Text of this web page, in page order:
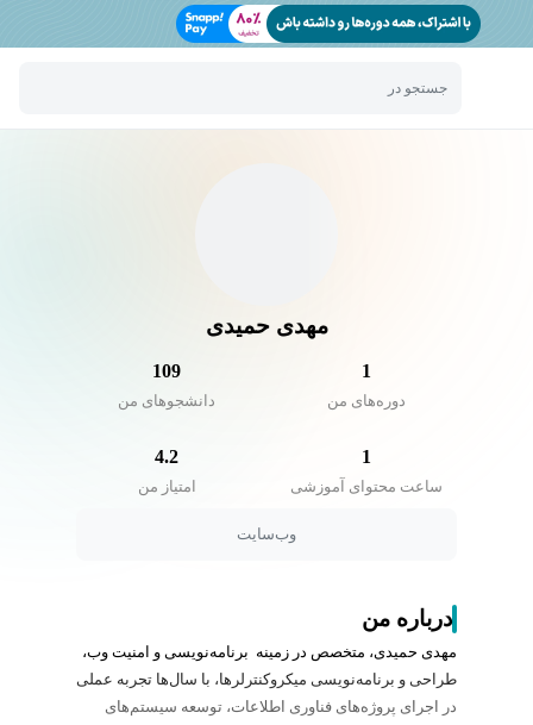
جستجو در
مهدی حمیدی
1
دوره‌های من
109
دانشجو‌های من
1
ساعت محتوای آموزشی
4.2
امتیاز من
وب‌سایت
درباره من
مهدی حمیدی، متخصص در زمینه برنامه‌نویسی و امنیت وب،
طراحی و برنامه‌نویسی میکروکنترلرها، با سال‌ها تجربه عملی
در اجرای پروژه‌های فناوری اطلاعات، توسعه سیستم‌های